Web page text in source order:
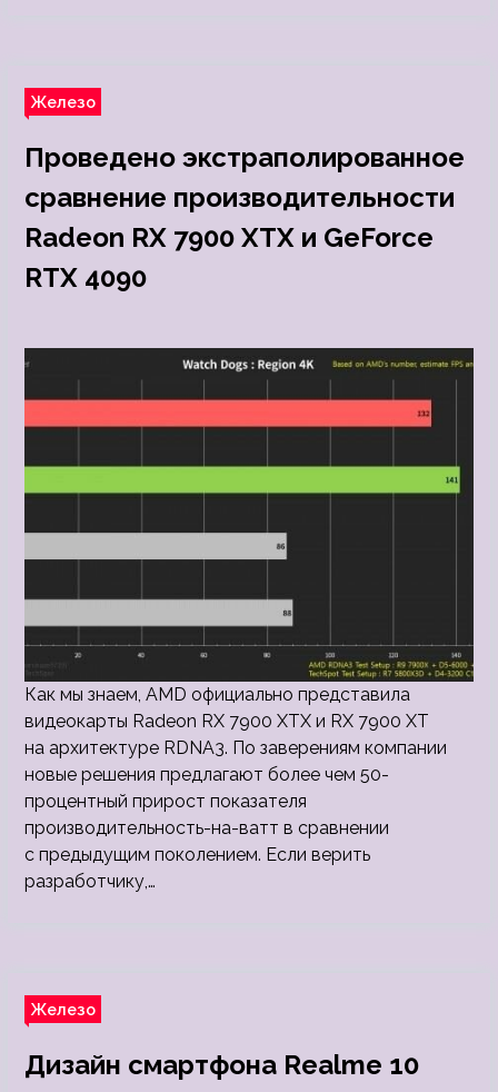
Железо
Проведено экстраполированное
сравнение производительности
Radeon RX 7900 XTX и GeForce
RTX 4090
Как мы знаем, AMD официально представила
видеокарты Radeon RX 7900 XTX и RX 7900 XT
на архитектуре RDNA3. По заверениям компании
новые решения предлагают более чем 50-
процентный прирост показателя
производительность-на-ватт в сравнении
с предыдущим поколением. Если верить
разработчику,…
Железо
Дизайн смартфона Realme 10